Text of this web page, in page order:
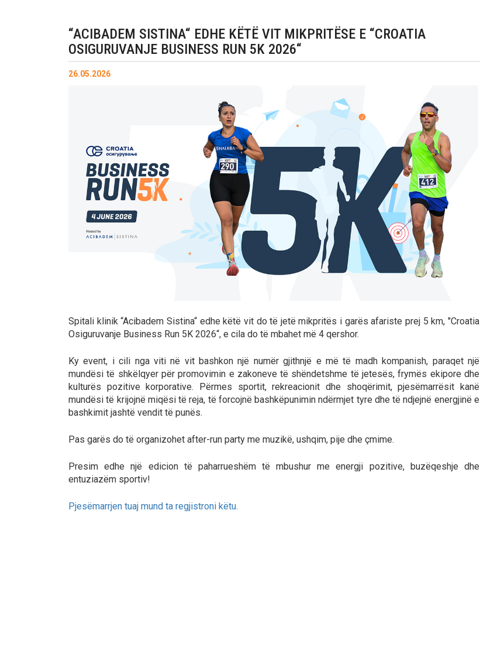
“ACIBADEM SISTINA“ EDHE KËTË VIT MIKPRITËSE E “CROATIA
OSIGURUVANJE BUSINESS RUN 5K 2026“
26.05.2026
Spitali klinik “Acibadem Sistina“ edhe këtë vit do të jetë mikpritës i garës afariste prej 5 km, "Croatia
Osiguruvanje Business Run 5K 2026“, e cila do të mbahet më 4 qershor.
Ky event, i cili nga viti në vit bashkon një numër gjithnjë e më të madh kompanish, paraqet një
mundësi të shkëlqyer për promovimin e zakoneve të shëndetshme të jetesës, frymës ekipore dhe
kulturës pozitive korporative. Përmes sportit, rekreacionit dhe shoqërimit, pjesëmarrësit kanë
mundësi të krijojnë miqësi të reja, të forcojnë bashkëpunimin ndërmjet tyre dhe të ndjejnë energjinë e
bashkimit jashtë vendit të punës.
Pas garës do të organizohet after-run party me muzikë, ushqim, pije dhe çmime.
Presim edhe një edicion të paharrueshëm të mbushur me energji pozitive, buzëqeshje dhe
entuziazëm sportiv!
Pjesëmarrjen tuaj mund ta regjistroni këtu.